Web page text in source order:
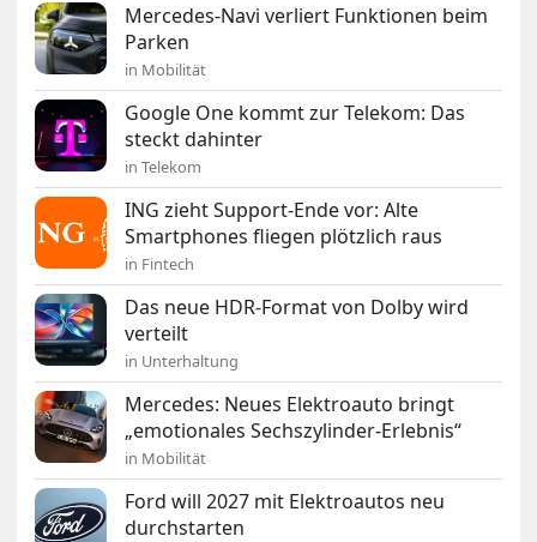
Mercedes-Navi verliert Funktionen beim
Parken
in Mobilität
Google One kommt zur Telekom: Das
steckt dahinter
in Telekom
ING zieht Support-Ende vor: Alte
Smartphones fliegen plötzlich raus
in Fintech
Das neue HDR-Format von Dolby wird
verteilt
in Unterhaltung
Mercedes: Neues Elektroauto bringt
„emotionales Sechszylinder-Erlebnis“
in Mobilität
Ford will 2027 mit Elektroautos neu
durchstarten